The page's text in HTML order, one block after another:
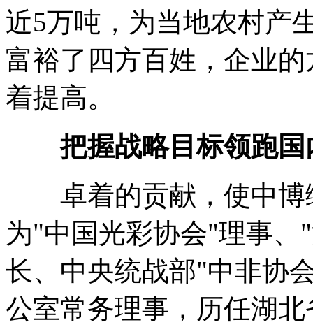
近5万吨，为当地农村产
富裕了四方百姓，企业
着提高。
把握战略目标领跑
卓着的贡献，使中博
为"中国光彩协会"理事
长、中央统战部"中非协
公室常务理事，历任湖